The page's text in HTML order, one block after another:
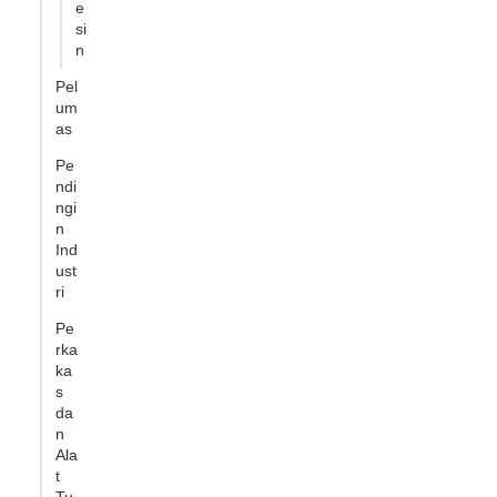
e
si
n
Pel
um
as
Pe
ndi
ngi
n
Ind
ust
ri
Pe
rka
ka
s
da
n
Ala
t